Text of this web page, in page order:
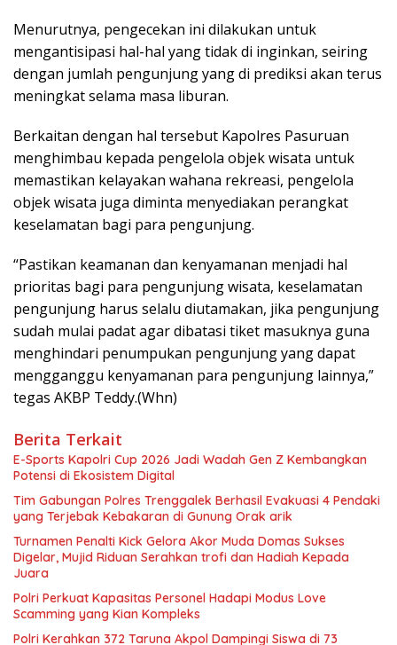
Menurutnya, pengecekan ini dilakukan untuk
mengantisipasi hal-hal yang tidak di inginkan, seiring
dengan jumlah pengunjung yang di prediksi akan terus
meningkat selama masa liburan.
Berkaitan dengan hal tersebut Kapolres Pasuruan
menghimbau kepada pengelola objek wisata untuk
memastikan kelayakan wahana rekreasi, pengelola
objek wisata juga diminta menyediakan perangkat
keselamatan bagi para pengunjung.
“Pastikan keamanan dan kenyamanan menjadi hal
prioritas bagi para pengunjung wisata, keselamatan
pengunjung harus selalu diutamakan, jika pengunjung
sudah mulai padat agar dibatasi tiket masuknya guna
menghindari penumpukan pengunjung yang dapat
mengganggu kenyamanan para pengunjung lainnya,”
tegas AKBP Teddy.(Whn)
Berita Terkait
E-Sports Kapolri Cup 2026 Jadi Wadah Gen Z Kembangkan
Potensi di Ekosistem Digital
Tim Gabungan Polres Trenggalek Berhasil Evakuasi 4 Pendaki
yang Terjebak Kebakaran di Gunung Orak arik
Turnamen Penalti Kick Gelora Akor Muda Domas Sukses
Digelar, Mujid Riduan Serahkan trofi dan Hadiah Kepada
Juara
Polri Perkuat Kapasitas Personel Hadapi Modus Love
Scamming yang Kian Kompleks
Polri Kerahkan 372 Taruna Akpol Dampingi Siswa di 73